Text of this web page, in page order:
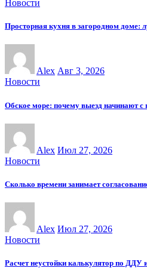
Новости
Просторная кухня в загородном доме:
Alex Авг 3, 2026
Новости
Обское море: почему выезд начинают с
Alex Июл 27, 2026
Новости
Сколько времени занимает
Alex Июл 27, 2026
Новости
Расчет неустойки калькулятор по